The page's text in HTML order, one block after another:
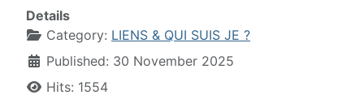
Details
Category: LIENS & QUI SUIS JE ?
Published: 30 November 2025
Hits: 1554